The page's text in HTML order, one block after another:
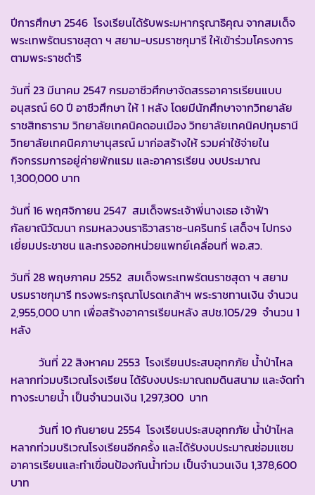
ปีการศึกษา 2546 โรงเรียนได้รับพระมหากรุณาธิคุณ จากสมเด็จ
พระเทพรัตนราชสุดา ฯ สยาม-บรมราชกุมารี ให้เข้าร่วมโครงการ
ตามพระราชดำริ
วันที่ 23 มีนาคม 2547 กรมอาชีวศึกษาจัดสรรอาคารเรียนแบบ
อนุสรณ์ 60 ปี อาชีวศึกษา ให้ 1 หลัง โดยมีนักศึกษาจากวิทยาลัย
ราชสิทธาราม วิทยาลัยเทคนิคดอนเมือง วิทยาลัยเทคนิคปทุมธานี
วิทยาลัยเทคนิคภาษานุสรณ์ มาก่อสร้างให้ รวมค่าใช้จ่ายใน
กิจกรรมการอยู่ค่ายพักแรม และอาคารเรียน งบประมาณ
1,300,000 บาท
วันที่ 16 พฤศจิกายน 2547 สมเด็จพระเจ้าพี่นางเธอ เจ้าฟ้า
กัลยาณิวัฒนา กรมหลวงนราธิวาสราช-นครินทร์ เสด็จฯ ไปทรง
เยี่ยมประชาชน และทรงออกหน่วยแพทย์เคลื่อนที่ พอ.สว.
วันที่ 28 พฤษภาคม 2552 สมเด็จพระเทพรัตนราชสุดา ฯ สยาม
บรมราชกุมารี ทรงพระกรุณาโปรดเกล้าฯ พระราชทานเงิน จำนวน
2,955,000 บาท เพื่อสร้างอาคารเรียนหลัง สปช.105/29 จำนวน 1
หลัง
วันที่ 22 สิงหาคม 2553 โรงเรียนประสบอุทกภัย น้ำป่าไหล
หลากท่วมบริเวณโรงเรียน ได้รับงบประมาณถมดินสนาม และจัดทำ
ทางระบายน้ำ เป็นจำนวนเงิน 1,297,300 บาท
วันที่ 10 กันยายน 2554 โรงเรียนประสบอุทกภัย น้ำป่าไหล
หลากท่วมบริเวณโรงเรียนอีกครั้ง และได้รับงบประมาณซ่อมแซม
อาคารเรียนและทำเขื่อนป้องกันน้ำท่วม เป็นจำนวนเงิน 1,378,600
บาท